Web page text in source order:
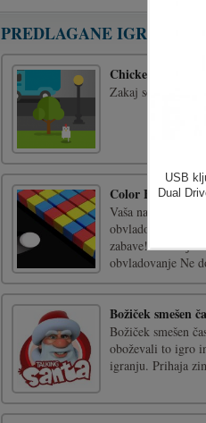
PREDLAGANE IGRE
Chicken Road
Zakaj so kokoši
Color Bump 3D
Vaša najnovejša
obvladovanje. Ne
zabave!Vaša
obvladovanje Ne
Božiček smešen
Božiček smešen
oboževali to igro
igranju. Prihaja